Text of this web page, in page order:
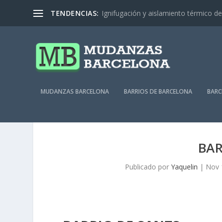
TENDENCIAS: Ignifugación y aislamiento térmico
MUDANZAS BARCELONA BARRIOS DE BARCELONA
Publicado porYaquelin | Nov